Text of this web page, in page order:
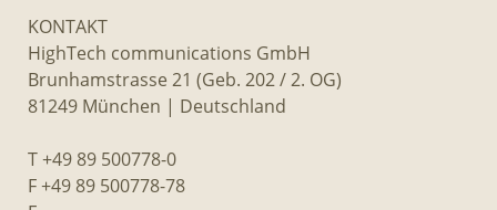
KONTAKT
HighTech communications GmbH
Brunhamstrasse 21 (Geb. 202 / 2. OG)
81249 München | Deutschland
T +49 89 500778-0
F +49 89 500778-78